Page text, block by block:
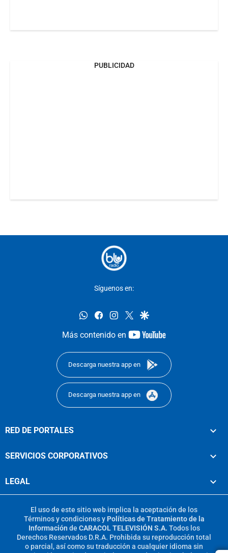
PUBLICIDAD
Síguenos en:
whatsappfacebookinstagram
twittergoogle
Más contenido en
youtube-
Descarga nuestra app en
Descarga nuestra app en
RED DE PORTALES
SERVICIOS CORPORATIVOS
LEGAL
El uso de este sitio web implica la aceptación de los
Términos y condicionesy Políticas de Tratamiento de la
Información de CARACOL TELEVISIÓN S.A. Todos los
Derechos Reservados D.R.A. Prohibida su reproducción total
o parcial, así como su traducción a cualquier idioma sin